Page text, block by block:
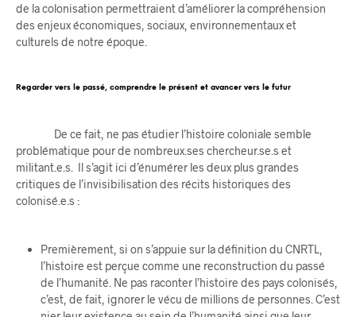
de la colonisation permettraient d’améliorer la compréhension
des enjeux économiques, sociaux, environnementaux et
culturels de notre époque.
Regarder vers le passé, comprendre le présent et avancer vers le futur
De ce fait, ne pas étudier l’histoire coloniale semble
problématique pour de nombreux.ses chercheur.se.s et
militant.e.s. Il s’agit ici d’énumérer les deux plus grandes
critiques de l’invisibilisation des récits historiques des
colonisé.e.s :
Premièrement, si on s’appuie sur la définition du CNRTL,
l’histoire est perçue comme une reconstruction du passé
de l’humanité. Ne pas raconter l’histoire des pays colonisés,
c’est, de fait, ignorer le vécu de millions de personnes. C’est